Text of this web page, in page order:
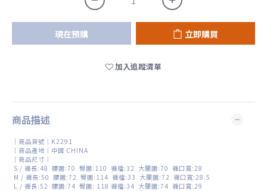
現在預購 立即購買
加入追蹤清單
商品描述
｜商品貨號｜K2291
｜商品產地｜中國 CHINA
｜商品尺寸｜
S / 褲長:48 腰圍:70 臀圍:110 褲檔:32 大腿圍:70 褲口寬:28
M / 褲長:50 腰圍:72 臀圍:114 褲檔:33 大腿圍:72 褲口寬:28.5
L / 褲長:52 腰圍:74 臀圍: 118 褲檔:34 大腿圍:74 褲口寬:29